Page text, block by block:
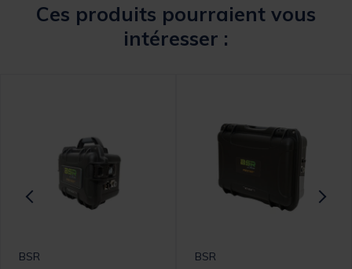
Ces produits pourraient vous
intéresser :
BSR BSR